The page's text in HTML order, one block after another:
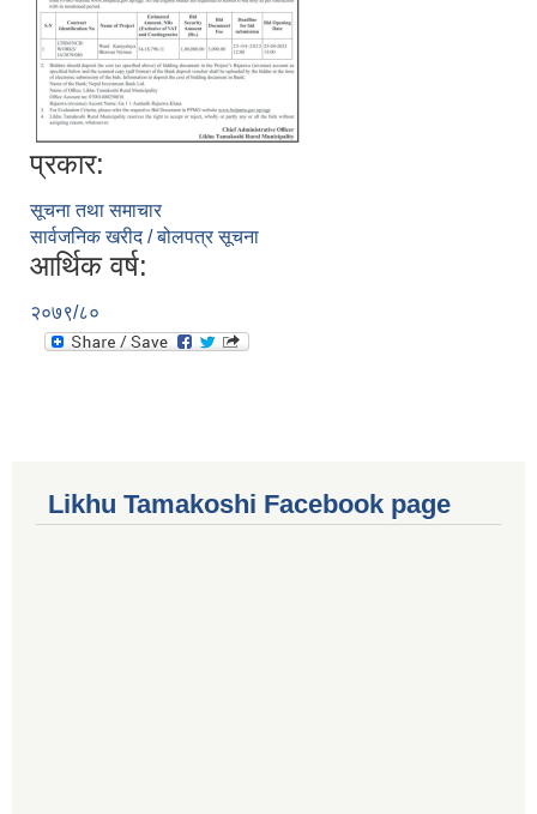
प्रकार:
सूचना तथा समाचार
सार्वजनिक खरीद / बोलपत्र सूचना
आर्थिक वर्ष:
२०७९/८०
Likhu Tamakoshi Facebook page